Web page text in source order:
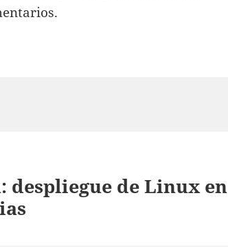
despliegue de Linux en